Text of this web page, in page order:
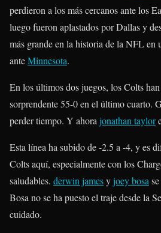
perdieron a los más cercanos ante los
luego fueron aplastados por Dallas y
más grande en la historia de la NFL en
anteMinnesota.
En los últimos dos juegos, los Colts
sorprendente 55-0 en el último cuarto.
perder tiempo. Y ahora jonathan taylor
Esta línea ha subido de -2.5 a -4, y es
Colts aquí, especialmente con los
saludables. derwin jamesyjoey bosa
Bosa no se ha puesto el traje desde la
cuidado.